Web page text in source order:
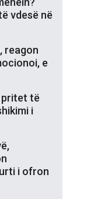
vdesë në
reagon
e
pritet të
i
i ofron